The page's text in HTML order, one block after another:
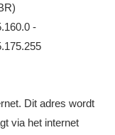
-
Dit adres wordt
via het internet